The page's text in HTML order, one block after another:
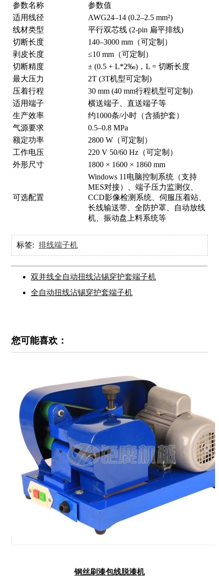
参数名称
参数值
适用线径
AWG24–14 (0.2–2.5 mm²)
线材类型
平行双芯线 (2-pin 扁平排线)
切断长度
140–3000 mm（可定制）
剥皮长度
≤10 mm（可定制）
切断精度
± (0.5 + L*2‰)，L = 切断长度
最大压力
2T (3T机型可定制)
压着行程
30 mm (40 mm行程机型可定制)
适用端子
横送端子、直送端子等
生产效率
约1000条/小时（含插护套）
气源要求
0.5–0.8 MPa
额定功率
2800 W（可定制）
工作电压
220 V 50/60 Hz（可定制）
外形尺寸
1800 × 1600 × 1860 mm
可选配置
Windows 11电脑控制系统（支持
MES对接）、端子压力监测仪、
CCD影像检测系统、伺服压着站、
长线输送带、全防护罩、自动放线
机、振动盘上料系统等
标签: 排线端子机
双并线全自动扭线沾锡穿护套端子机
全自动扭线沾锡穿护套端子机
您可能喜欢：
钢丝刷漆包线脱漆机